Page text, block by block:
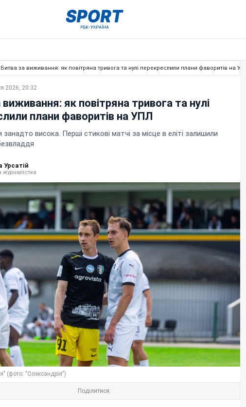
Битва за виживання: як повітряна тривога та нулі перекреслили плани фаворитів на УПЛ
2026, 20:32
як повітряна тривога та нулі
плани фаворитів на УПЛ
занадто висока. Перші стикові матчі за місце в еліті залишили
Урсатій
журналістка
(фото: "Олександрія")
Поділитися: